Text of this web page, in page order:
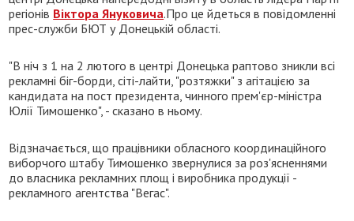
регіонів Віктора Януковича.Про це йдеться в повідомленні
прес-служби БЮТ у Донецькій області.
"В ніч з 1 на 2 лютого в центрі Донецька раптово зникли всі
рекламні біг-борди, сіті-лайти, "розтяжки" з агітацією за
кандидата на пост президента, чинного прем'єр-міністра
Юлії Тимошенко", - сказано в ньому.
Відзначається, що працівники обласного координаційного
виборчого штабу Тимошенко звернулися за роз'ясненнями
до власника рекламних площ і виробника продукції -
рекламного агентства "Вегас".